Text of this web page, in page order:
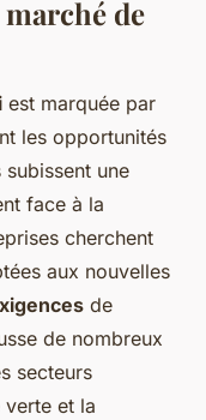
de
est marquée par
les opportunités
une
face à la
cherchent
aux nouvelles
de
de nombreux
secteurs
et la